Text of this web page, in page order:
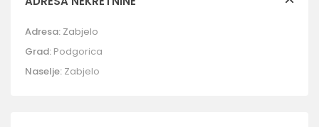
Adresa: Zabjelo
Grad: Podgorica
Naselje: Zabjelo